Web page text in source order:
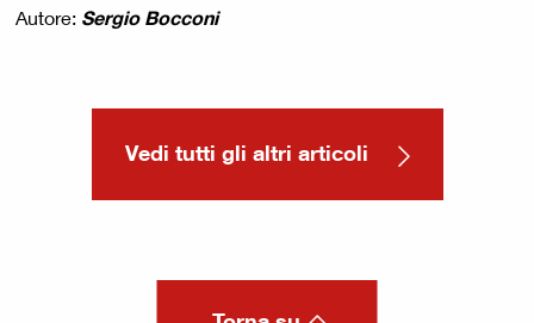
Autore: Sergio Bocconi
Vedi tutti gli altri articoli